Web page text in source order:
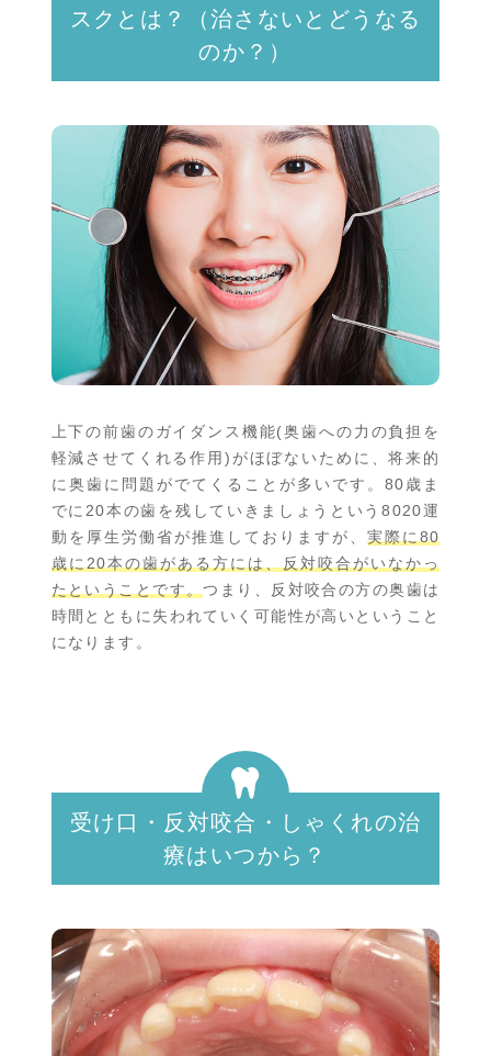
スクとは？（治さないとどうなる
のか？）
上下の前歯のガイダンス機能(奥歯への力の負担を
軽減させてくれる作用)がほぼないために、将来的
に奥歯に問題がでてくることが多いです。80歳ま
でに20本の歯を残していきましょうという8020運
動を厚生労働省が推進しておりますが、 実際に80
歳に20本の歯がある方には、反対咬合がいなかっ
たということです。つまり、反対咬合の方の奥歯は
時間とともに失われていく可能性が高いということ
になります。
受け口・反対咬合・しゃくれの治
療はいつから？